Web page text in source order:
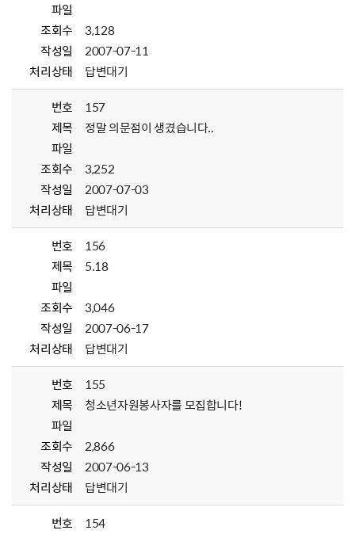
파일
조회수
3,128
작성일
2007-07-11
처리상태
답변대기
번호
157
제목
정말 의문점이 생겼습니다..
파일
조회수
3,252
작성일
2007-07-03
처리상태
답변대기
번호
156
제목
5.18
파일
조회수
3,046
작성일
2007-06-17
처리상태
답변대기
번호
155
제목
청소년자원봉사자를 모집합니다!
파일
조회수
2,866
작성일
2007-06-13
처리상태
답변대기
번호
154